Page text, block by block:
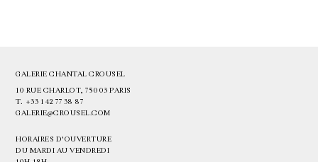
GALERIE CHANTAL CROUSEL
10 RUE CHARLOT, 75003 PARIS
T. +33 1 42 77 38 87
GALERIE@CROUSEL.COM
HORAIRES D'OUVERTURE
DU MARDI AU VENDREDI